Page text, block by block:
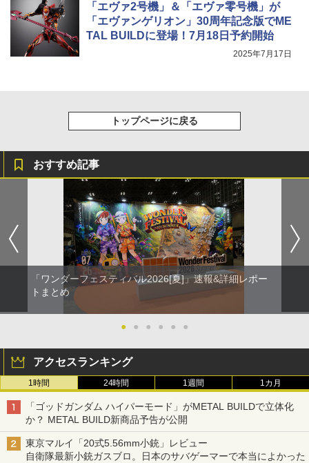
「エヴァ2号機」＆「エヴァ零号機」が
「エヴァンゲリオン」30周年記念版でME
TAL BUILDに登場！7月18日予約開始
2025年7月17日
トップページに戻る
おすすめ記事
「ワンダーフェスティバル2026[夏]」速報&詳細レポー
トまとめ
● ● ● ● ● ●
アクセスランキング
1時間 24時間 1週間 1カ月
「ゴッドガンダム ハイパーモード」がMETAL BUILDで立体化
か？ METAL BUILD新商品予告が公開
東京マルイ「20式5.56mm小銃」レビュー
自衛隊最新小銃ガスブロ。日本のサバゲーマーで本当によかった